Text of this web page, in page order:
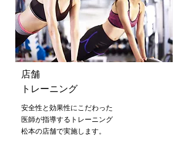
店舗
トレーニング
安全性と効果性にこだわった
医師が指導するトレーニング
​松本の店舗で実施します。